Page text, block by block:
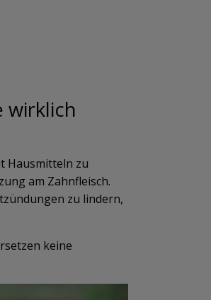
wirklich
Hausmitteln zu
am Zahnfleisch.
zu lindern,
keine